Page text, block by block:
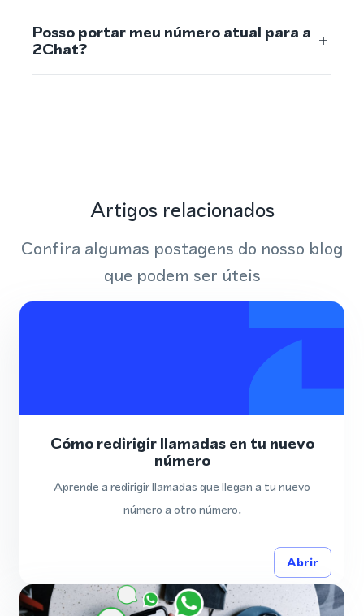
Posso portar meu número atual para a
2Chat?
Artigos relacionados
Confira algumas postagens do nosso blog
que podem ser úteis
Cómo redirigir llamadas en tu nuevo
número
Aprende a redirigir llamadas que llegan a tu nuevo
número a otro número.
Abrir